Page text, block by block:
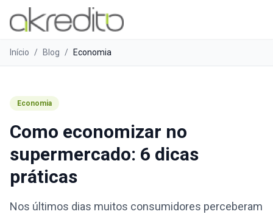
Início / Blog / Economia
Economia
Como economizar no
supermercado: 6 dicas
práticas
Nos últimos dias muitos consumidores perceberam